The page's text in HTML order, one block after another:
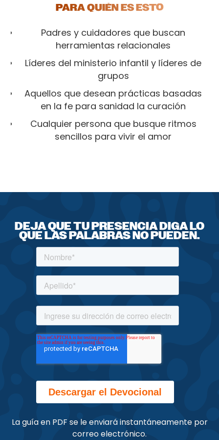
PARA QUIÉN ES ESTO
Padres y cuidadores que buscan
herramientas relacionales
Líderes del ministerio infantil y líderes de
grupos
Aquellos que desean prácticas basadas
en la fe para sanidad la curación
Cualquier persona que busque ritmos
sencillos para vivir el amor
DEJA QUE TU PRESENCIA DIGA LO
QUE LAS PALABRAS NO PUEDEN.
La guía en PDF se le enviará instantáneamente por
correo electrónico.